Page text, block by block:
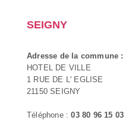
SEIGNY
Adresse de la commune :
HOTEL DE VILLE
1 RUE DE L' EGLISE
21150 SEIGNY
Téléphone :03 80 96 15 03